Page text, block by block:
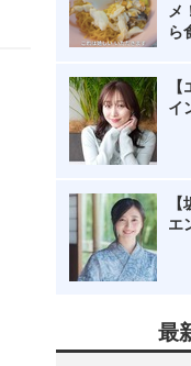
メ
ら
イ
エ
最